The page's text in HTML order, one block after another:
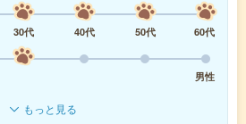
30代 40代 50代
60代
男性
もっと見る